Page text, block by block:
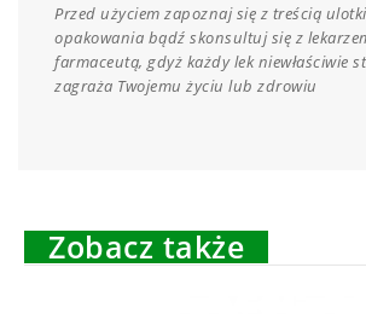
Przed użyciem zapoznaj się z treścią
opakowania bądź skonsultuj się z
farmaceutą, gdyż każdy lek niewłaściwie
zagraża Twojemu życiu lub zdrowiu
Zobacz także